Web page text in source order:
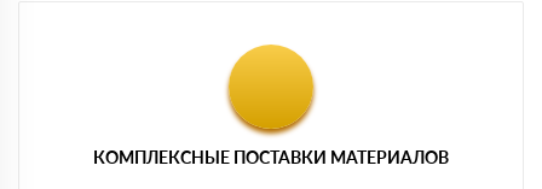
КОМПЛЕКСНЫЕ ПОСТАВКИ МАТЕРИАЛОВ